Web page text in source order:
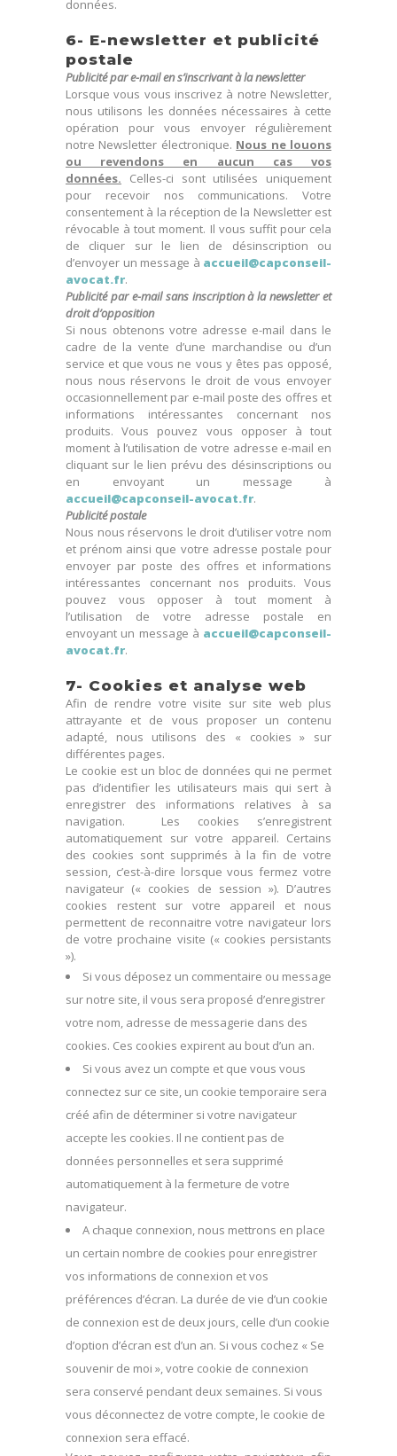
données.
6- E-newsletter et publicité
postale
Publicité par e-mail en s’inscrivant à la newsletter
Lorsque vous vous inscrivez à notre Newsletter,
nous utilisons les données nécessaires à cette
opération pour vous envoyer régulièrement
notre Newsletter électronique. Nous ne louons
ou revendons en aucun cas vos
données. Celles-ci sont utilisées uniquement
pour recevoir nos communications. Votre
consentement à la réception de la Newsletter est
révocable à tout moment. Il vous suffit pour cela
de cliquer sur le lien de désinscription ou
d’envoyer un message à accueil@capconseil-
avocat.fr.
Publicité par e-mail sans inscription à la newsletter et
droit d’opposition
Si nous obtenons votre adresse e-mail dans le
cadre de la vente d’une marchandise ou d’un
service et que vous ne vous y êtes pas opposé,
nous nous réservons le droit de vous envoyer
occasionnellement par e-mail poste des offres et
informations intéressantes concernant nos
produits. Vous pouvez vous opposer à tout
moment à l’utilisation de votre adresse e-mail en
cliquant sur le lien prévu des désinscriptions ou
en envoyant un message à
accueil@capconseil-avocat.fr.
Publicité postale
Nous nous réservons le droit d’utiliser votre nom
et prénom ainsi que votre adresse postale pour
envoyer par poste des offres et informations
intéressantes concernant nos produits. Vous
pouvez vous opposer à tout moment à
l’utilisation de votre adresse postale en
envoyant un message à accueil@capconseil-
avocat.fr.
7- Cookies et analyse web
Afin de rendre votre visite sur site web plus
attrayante et de vous proposer un contenu
adapté, nous utilisons des « cookies » sur
différentes pages.
Le cookie est un bloc de données qui ne permet
pas d’identifier les utilisateurs mais qui sert à
enregistrer des informations relatives à sa
navigation. Les cookies s’enregistrent
automatiquement sur votre appareil. Certains
des cookies sont supprimés à la fin de votre
session, c’est-à-dire lorsque vous fermez votre
navigateur (« cookies de session »). D’autres
cookies restent sur votre appareil et nous
permettent de reconnaitre votre navigateur lors
de votre prochaine visite (« cookies persistants
»).
Si vous déposez un commentaire ou message
sur notre site, il vous sera proposé d’enregistrer
votre nom, adresse de messagerie dans des
cookies. Ces cookies expirent au bout d’un an.
Si vous avez un compte et que vous vous
connectez sur ce site, un cookie temporaire sera
créé afin de déterminer si votre navigateur
accepte les cookies. Il ne contient pas de
données personnelles et sera supprimé
automatiquement à la fermeture de votre
navigateur.
A chaque connexion, nous mettrons en place
un certain nombre de cookies pour enregistrer
vos informations de connexion et vos
préférences d’écran. La durée de vie d’un cookie
de connexion est de deux jours, celle d’un cookie
d’option d’écran est d’un an. Si vous cochez « Se
souvenir de moi », votre cookie de connexion
sera conservé pendant deux semaines. Si vous
vous déconnectez de votre compte, le cookie de
connexion sera effacé.